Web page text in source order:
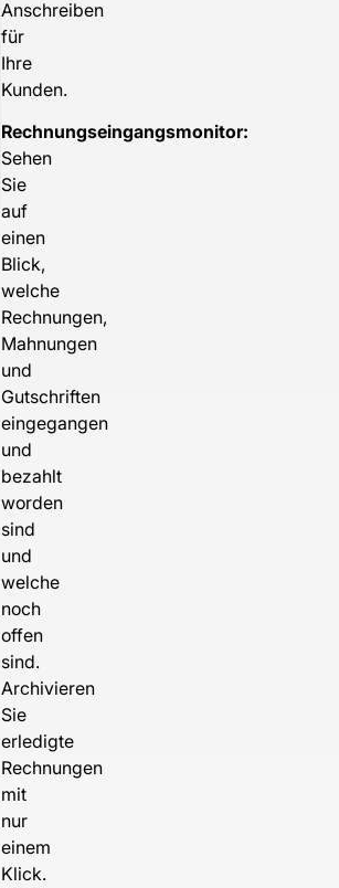
in
SAP
integrierte
Rechnungsprozess
macht's
möglich.
Anschreiben
für
Ihre
Kunden.
Rechnungseingangsmonitor:
Sehen
Sie
auf
einen
Blick,
welche
Rechnungen,
Mahnungen
und
Gutschriften
eingegangen
und
bezahlt
worden
sind
und
welche
noch
offen
sind.
Archivieren
Sie
erledigte
Rechnungen
mit
nur
einem
Klick.